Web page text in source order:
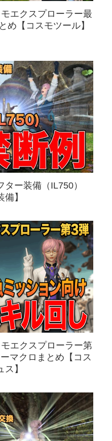
エクスプローラー最
め【コスモツール】
ター装備（IL750）
】
エクスプローラー第
マクロまとめ【コス
】